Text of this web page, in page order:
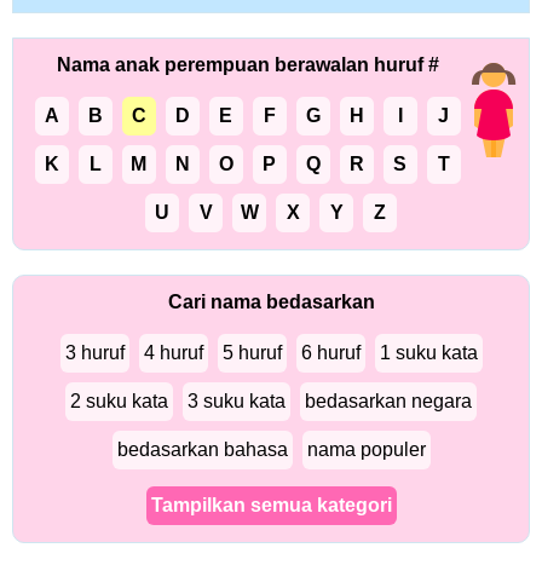
Nama anak perempuan berawalan huruf #
A B C D E F G H J
K L M N O P Q R S T
U V W X Y Z
Cari nama bedasarkan
3 huruf 4 huruf 5 huruf 6 huruf 1 suku kata
2 suku kata 3 suku kata bedasarkan negara
bedasarkan bahasa nama populer
Tampilkan semua kategori